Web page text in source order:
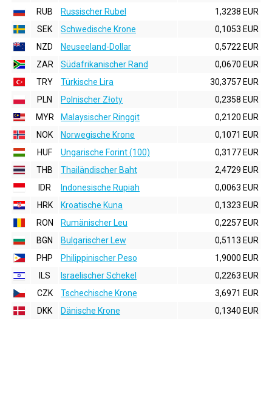
RUB
Russischer Rubel
1,3238 EUR
SEK
Schwedische Krone
0,1053 EUR
NZD
Neuseeland-Dollar
0,5722 EUR
ZAR
Südafrikanischer Rand
0,0670 EUR
TRY
Türkische Lira
30,3757 EUR
PLN
Polnischer Złoty
0,2358 EUR
MYR
Malaysischer Ringgit
0,2120 EUR
NOK
Norwegische Krone
0,1071 EUR
HUF
Ungarische Forint (100)
0,3177 EUR
THB
Thailändischer Baht
2,4729 EUR
IDR
Indonesische Rupiah
0,0063 EUR
HRK
Kroatische Kuna
0,1323 EUR
RON
Rumänischer Leu
0,2257 EUR
BGN
Bulgarischer Lew
0,5113 EUR
PHP
Philippinischer Peso
1,9000 EUR
ILS
Israelischer Schekel
0,2263 EUR
CZK
Tschechische Krone
3,6971 EUR
DKK
Dänische Krone 0,1340 EUR